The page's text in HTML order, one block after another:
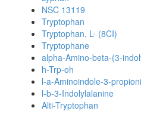
NSC 13119
Tryptophan
Tryptophan, L- (8CI)
Tryptophane
alpha-Amino-beta-(3-
h-Trp-oh
l-a-Aminoindole-3-
l-b-3-Indolylalanine
Alti-Tryptophan